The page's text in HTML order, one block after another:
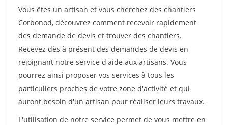
Vous êtes un artisan et vous cherchez des chantiers
Corbonod, découvrez comment recevoir rapidement
des demande de devis et trouver des chantiers.
Recevez dès à présent des demandes de devis en
rejoignant notre service d'aide aux artisans. Vous
pourrez ainsi proposer vos services à tous les
particuliers proches de votre zone d'activité et qui
auront besoin d'un artisan pour réaliser leurs travaux.
L'utilisation de notre service permet de vous mettre en